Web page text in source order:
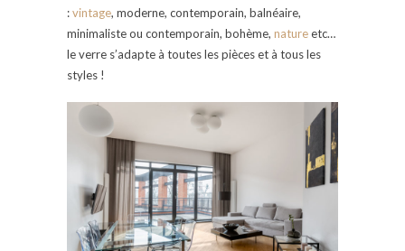
:vintage, moderne, contemporain, balnéaire,
minimaliste ou contemporain, bohème, natureetc…
le verre s’adapte à toutes les pièces et à tous les
styles !